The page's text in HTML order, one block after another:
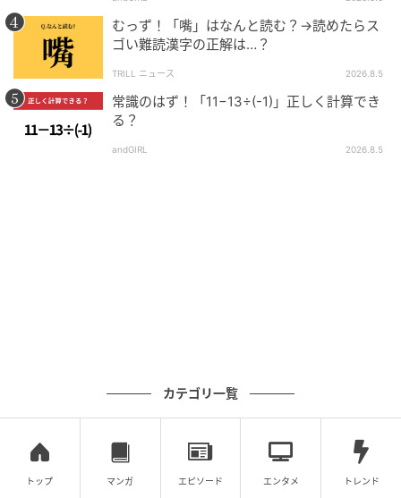
むっず！「嘴」はなんと読む？→読めたらス
ゴい難読漢字の正解は…？
TRILL ニュース 2026.8.5
常識のはず！「11−13÷(-1)」正しく計算でき
る？
andGIRL 2026.8.5
カテゴリ一覧
トップ マンガ エピソード エンタメ トレンド